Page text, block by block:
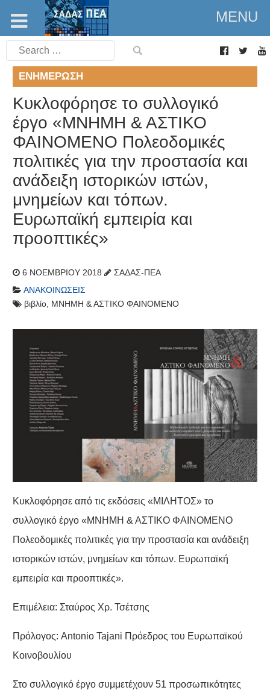
MENU
Search
for:
ΕΝΗΜΈΡΩΣΗ
Κυκλοφόρησε το συλλογικό
έργο «ΜΝΗΜΗ & ΑΣΤΙΚΟ
ΦΑΙΝΟΜΕΝΟ Πολεοδομικές
πολιτικές για την προστασία και
ανάδειξη ιστορικών ιστών,
μνημείων και τόπων.
Ευρωπαϊκή εμπειρία και
προοπτικές»
6 ΝΟΕΜΒΡΊΟΥ 2018
ΣΑΔΑΣ-ΠΕΑ
ΑΝΑΚΟΙΝΏΣΕΙΣ
βιβλίο, ΜΝΗΜΗ & ΑΣΤΙΚΟ ΦΑΙΝΟΜΕΝΟ
Κυκλοφόρησε από τις εκδόσεις «ΜΙΛΗΤΟΣ» το
συλλογικό έργο «ΜΝΗΜΗ & ΑΣΤΙΚΟ ΦΑΙΝΟΜΕΝΟ
Πολεοδομικές πολιτικές για την προστασία και ανάδειξη
ιστορικών ιστών, μνημείων και τόπων. Ευρωπαϊκή
εμπειρία και προοπτικές».
Επιμέλεια: Σταύρος Χρ. Τσέτσης
Πρόλογος: Antonio Tajani Πρόεδρος του Ευρωπαϊκού
Κοινοβουλίου
Στο συλλογικό έργο συμμετέχουν 51 προσωπικότητες